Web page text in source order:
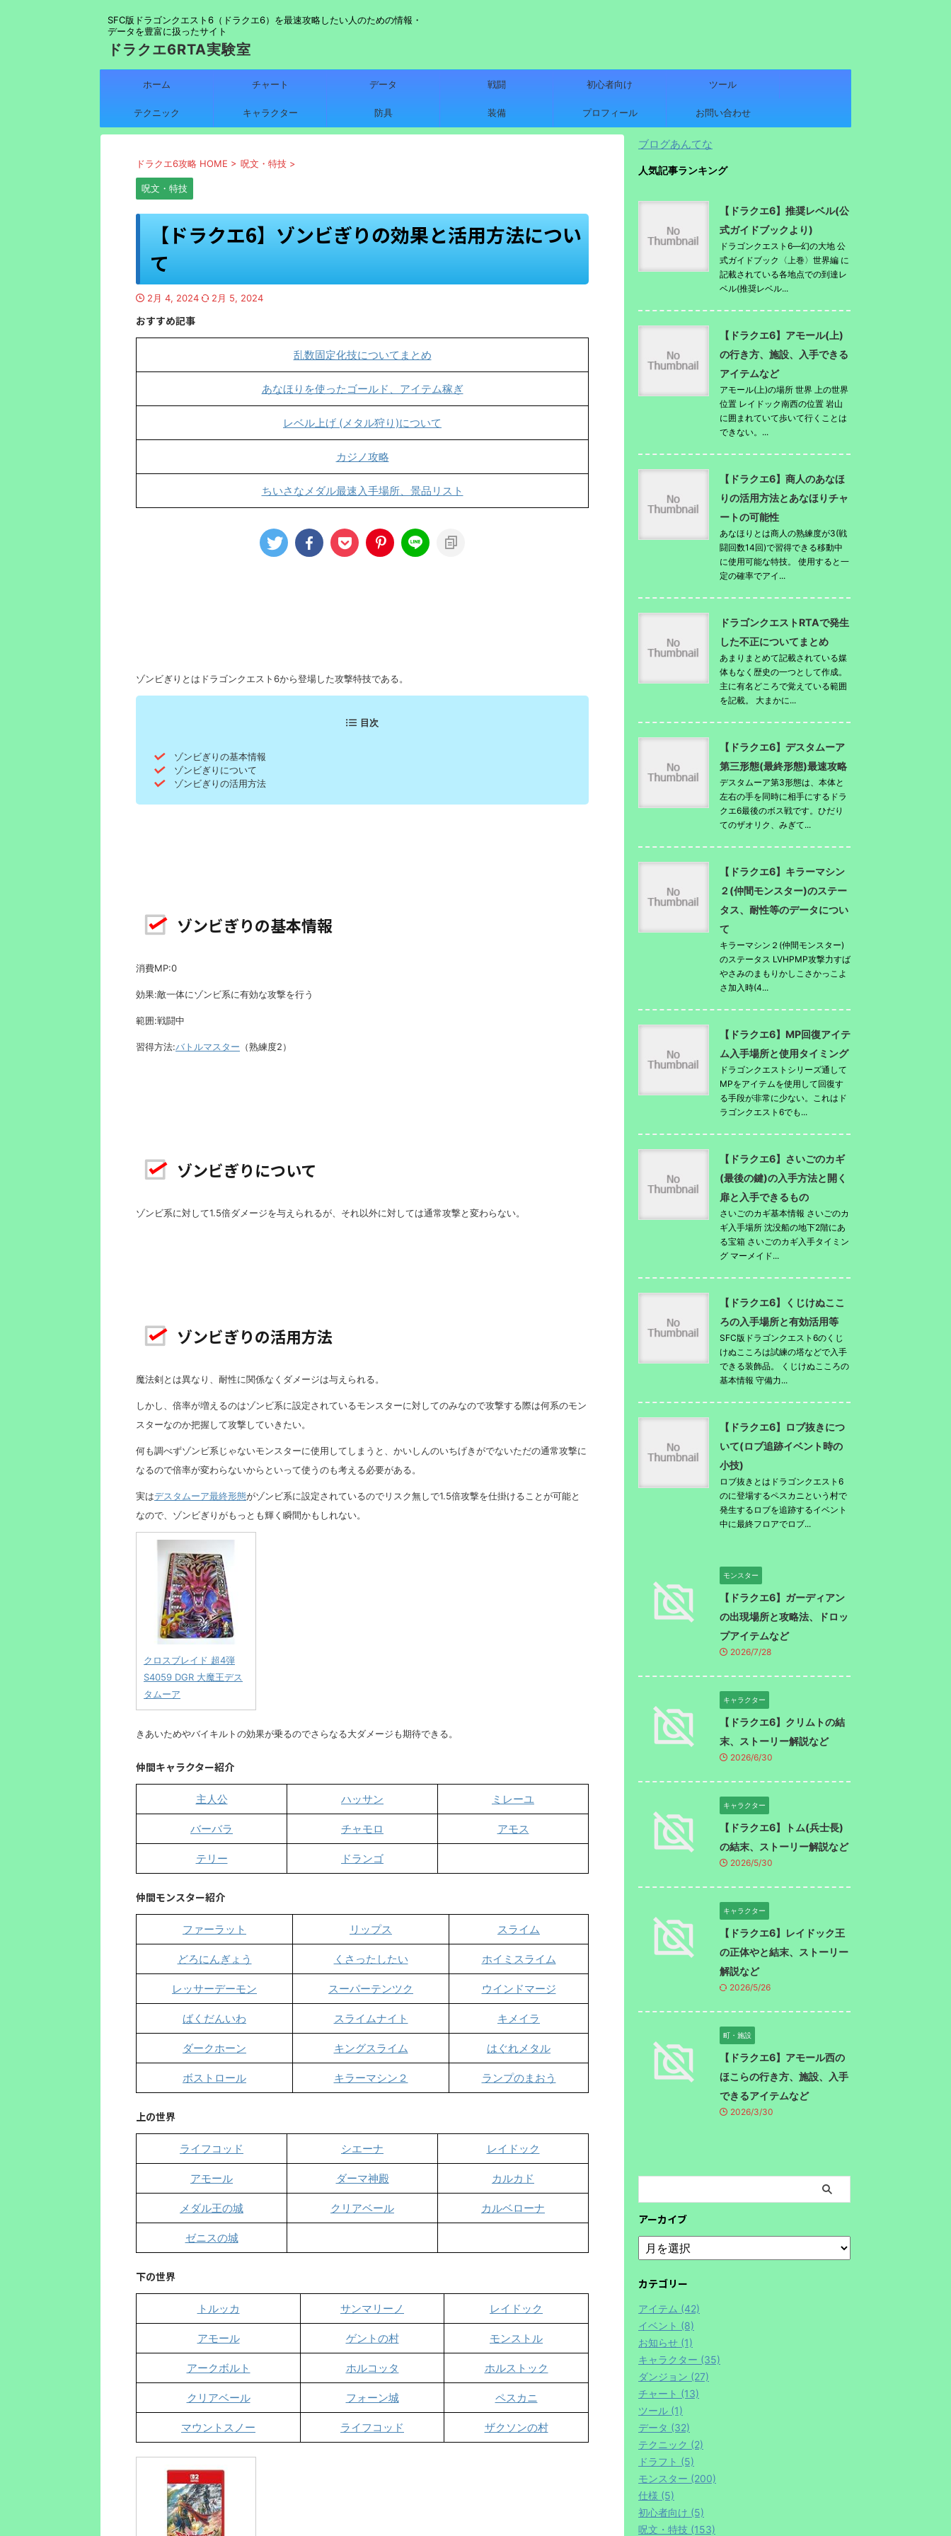
SFC版ドラゴンクエスト6（ドラクエ6）を最速攻略したい人のための情報・
データを豊富に扱ったサイト
ドラクエ6RTA実験室
ホーム チャート データ 戦闘 初心者向け ツール
テクニック キャラクター 防具 装備 プロフィール お問い合わせ
ドラクエ6攻略 HOME > 呪文・特技 >
呪文・特技
【ドラクエ6】ゾンビぎりの効果と活用方法につい
て
2月 4, 2024 2月 5, 2024
おすすめ記事
乱数固定化技についてまとめ
あなほりを使ったゴールド、アイテム稼ぎ
レベル上げ (メタル狩り)について
カジノ攻略
ちいさなメダル最速入手場所、景品リスト
ゾンビぎりとはドラゴンクエスト6から登場した攻撃特技である。
目次
ゾンビぎりの基本情報
ゾンビぎりについて
ゾンビぎりの活用方法
ゾンビぎりの基本情報
消費MP:0
効果:敵一体にゾンビ系に有効な攻撃を行う
範囲:戦闘中
習得方法:バトルマスター （熟練度2）
ゾンビぎりについて
ゾンビ系に対して1.5倍ダメージを与えられるが、それ以外に対しては通常攻撃と変わらない。
ゾンビぎりの活用方法
魔法剣とは異なり、耐性に関係なくダメージは与えられる。
しかし、倍率が増えるのはゾンビ系に設定されているモンスターに対してのみなので攻撃する際は何系のモン
スターなのか把握して攻撃していきたい。
何も調べずゾンビ系じゃないモンスターに使用してしまうと、かいしんのいちげきがでないただの通常攻撃に
なるので倍率が変わらないからといって使うのも考える必要がある。
実はデスタムーア最終形態がゾンビ系に設定されているのでリスク無しで1.5倍攻撃を仕掛けることが可能と
なので、ゾンビぎりがもっとも輝く瞬間かもしれない。
クロスブレイド 超4弾
S4059 DGR 大魔王デス
タムーア
きあいためやバイキルトの効果が乗るのでさらなる大ダメージも期待できる。
仲間キャラクター紹介
主人公 ハッサン ミレーユ
バーバラ チャモロ アモス
テリー ドランゴ
仲間モンスター紹介
ファーラット リップス スライム
どろにんぎょう くさったしたい ホイミスライム
レッサーデーモン スーパーテンツク ウインドマージ
ばくだんいわ スライムナイト キメイラ
ダークホーン キングスライム はぐれメタル
ボストロール キラーマシン２ ランプのまおう
上の世界
ライフコッド シエーナ レイドック
アモール ダーマ神殿 カルカド
メダル王の城 クリアベール カルベローナ
ゼニスの城
下の世界
トルッカ サンマリーノ レイドック
アモール ゲントの村 モンストル
アークボルト ホルコッタ ホルストック
クリアベール フォーン城 ペスカニ
マウントスノー ライフコッド ザクソンの村
ブログあんてな
人気記事ランキング
【ドラクエ6】推奨レベル(公
式ガイドブックより)
ドラゴンクエスト6―幻の大地 公
式ガイドブック〈上巻〉世界編 に
記載されている各地点での到達レ
ベル(推奨レベル...
【ドラクエ6】アモール(上)
の行き方、施設、入手できる
アイテムなど
アモール(上)の場所 世界 上の世界
位置 レイドック南西の位置 岩山
に囲まれていて歩いて行くことは
できない。...
【ドラクエ6】商人のあなほ
りの活用方法とあなほりチャ
ートの可能性
あなほりとは商人の熟練度が3(戦
闘回数14回)で習得できる移動中
に使用可能な特技。 使用すると一
定の確率でアイ...
ドラゴンクエストRTAで発生
した不正についてまとめ
あまりまとめて記載されている媒
体もなく歴史の一つとして作成。
主に有名どころで覚えている範囲
を記載。 大まかに...
【ドラクエ6】デスタムーア
第三形態(最終形態)最速攻略
デスタムーア第3形態は、本体と
左右の手を同時に相手にするドラ
クエ6最後のボス戦です。ひだり
てのザオリク、みぎて...
【ドラクエ6】キラーマシン
２(仲間モンスター)のステー
タス、耐性等のデータについ
て
キラーマシン２(仲間モンスター)
のステータス LVHPMP攻撃力すば
やさみのまもりかしこさかっこよ
さ加入時(4...
【ドラクエ6】MP回復アイテ
ム入手場所と使用タイミング
ドラゴンクエストシリーズ通して
MPをアイテムを使用して回復す
る手段が非常に少ない。これはド
ラゴンクエスト6でも...
【ドラクエ6】さいごのカギ
(最後の鍵)の入手方法と開く
扉と入手できるもの
さいごのカギ基本情報 さいごのカ
ギ入手場所 沈没船の地下2階にあ
る宝箱 さいごのカギ入手タイミン
グ マーメイド...
【ドラクエ6】くじけぬここ
ろの入手場所と有効活用等
SFC版ドラゴンクエスト6のくじ
けぬこころは試練の塔などで入手
できる装飾品。 くじけぬこころの
基本情報 守備力...
【ドラクエ6】ロブ抜きにつ
いて(ロブ追跡イベント時の
小技)
ロブ抜きとはドラゴンクエスト6
のに登場するペスカニという村で
発生するロブを追跡するイベント
中に最終フロアでロブ...
モンスター
【ドラクエ6】ガーディアン
の出現場所と攻略法、ドロッ
プアイテムなど
2026/7/28
キャラクター
【ドラクエ6】クリムトの結
末、ストーリー解説など
2026/6/30
キャラクター
【ドラクエ6】トム(兵士長)
の結末、ストーリー解説など
2026/5/30
キャラクター
【ドラクエ6】レイドック王
の正体やと結末、ストーリー
解説など
2026/5/26
町・施設
【ドラクエ6】アモール西の
ほこらの行き方、施設、入手
できるアイテムなど
2026/3/30
アーカイブ
カテゴリー
アイテム (42)
イベント (8)
お知らせ (1)
キャラクター (35)
ダンジョン (27)
チャート (13)
ツール (1)
データ (32)
テクニック (2)
ドラフト (5)
モンスター (200)
仕様 (5)
初心者向け (5)
呪文・特技 (153)